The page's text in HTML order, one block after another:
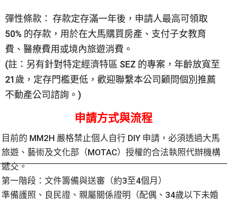
彈性條款： 存款定存滿一年後，申請人最高可領取
50% 的存款，用於在大馬購買房產、支付子女教育
費、醫療費用或境內旅遊消費。
(註：另有針對特定經濟特區 SEZ 的專案，年齡放寬至
21歲，定存門檻更低，歡迎聯繫本公司顧問個別推薦
不動產公司諮詢。)
申請方式與流程
目前的 MM2H 嚴格禁止個人自行 DIY 申請，必須透過大馬
旅遊、藝術及文化部（MOTAC）授權的合法執照代辦機構
遞交。
第一階段：文件籌備與送審（約3至4個月）
準備護照、良民證、親屬關係證明（配偶、34歲以下未婚